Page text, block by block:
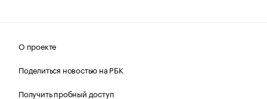
О проекте
Поделиться новостью на РБК
Получить пробный доступ